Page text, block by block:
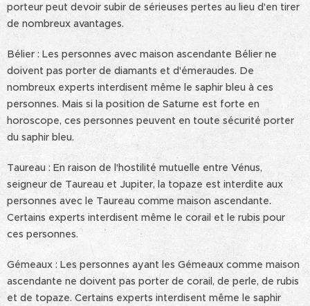
porteur peut devoir subir de sérieuses pertes au lieu d'en tirer
de nombreux avantages.
Bélier : Les personnes avec maison ascendante Bélier ne
doivent pas porter de diamants et d'émeraudes. De
nombreux experts interdisent même le saphir bleu à ces
personnes. Mais si la position de Saturne est forte en
horoscope, ces personnes peuvent en toute sécurité porter
du saphir bleu.
Taureau : En raison de l'hostilité mutuelle entre Vénus,
seigneur de Taureau et Jupiter, la topaze est interdite aux
personnes avec le Taureau comme maison ascendante.
Certains experts interdisent même le corail et le rubis pour
ces personnes.
Gémeaux : Les personnes ayant les Gémeaux comme maison
ascendante ne doivent pas porter de corail, de perle, de rubis
et de topaze. Certains experts interdisent même le saphir